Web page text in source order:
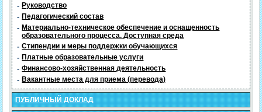
- Руководство
- Педагогический состав
- Материально-техническое обеспечение и оснащенность
образовательного процесса. Доступная среда
- Стипендии и меры поддержки обучающихся
- Платные образовательные услуги
- Финансово-хозяйственная деятельность
- Вакантные места для приема (перевода)
ПУБЛИЧНЫЙ ДОКЛАД